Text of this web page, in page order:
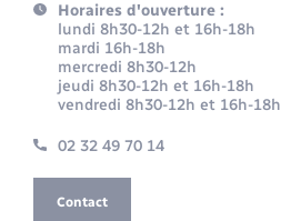
Horaires d'ouverture :
lundi 8h30-12h et 16h-18h
mardi 16h-18h
mercredi 8h30-12h
jeudi 8h30-12h et 16h-18h
vendredi 8h30-12h et 16h-18h
02 32 49 70 14
Contact